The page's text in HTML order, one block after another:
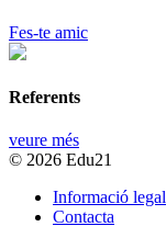
Fes-te amic
Referents
veure més
© 2026 Edu21
Informació legal
Contacta